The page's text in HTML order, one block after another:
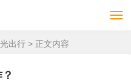
出行 > 正文内容